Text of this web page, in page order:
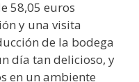
58,05 euros
y una visita
de la bodega
día tan delicioso, y
en un ambiente